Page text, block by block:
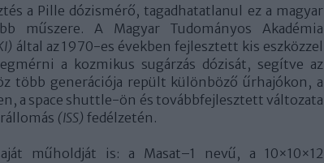
a Pille dózismérő, tagadhatatlanul ez a magyar
műszere. A Magyar Tudományos Akadémia
által az 1970-es években fejlesztett kis eszközzel
a kozmikus sugárzás dózisát, segítve az
több generációja repült különböző űrhajókon, a
a space shuttle-ön és továbbfejlesztett változata
(ISS) fedélzetén.
műholdját is: a Masat–1 nevű, a 10×10×12